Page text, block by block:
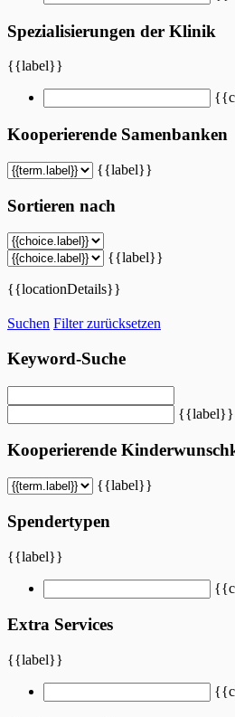
Spezialisierungen der Klinik
{{label}}
Kooperierende Samenbanken
{{label}}
Sortieren nach
{{label}}
{{locationDetails}}
Suchen Filter zurücksetzen
Keyword-Suche
{{label}}
Kooperierende
{{label}}
Spendertypen
{{label}}
Extra Services
{{label}}